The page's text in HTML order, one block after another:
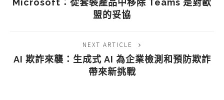
Microsoft：從套裝產品中移除 Teams 是對歐
盟的妥協
NEXT ARTICLE
AI 欺詐來襲：生成式 AI 為企業檢測和預防欺詐
帶來新挑戰